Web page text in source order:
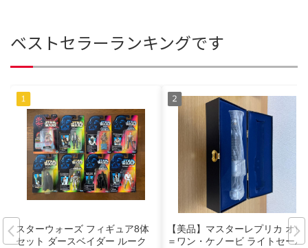
ベストセラーランキングです
スターウォーズ フィギュア8体
セット ダースベイダー ルーク
【美品】マスターレプリカ オビ
＝ワン・ケノービ ライトセーバ